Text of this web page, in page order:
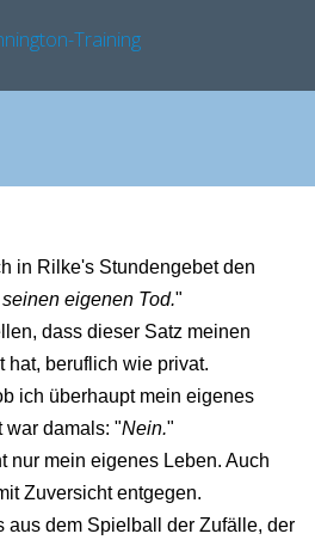
in Rilke's Stundengebet den
eigenen Tod."
dass dieser Satz meinen
hat, beruflich wie privat.
ich überhaupt mein eigenes
war damals: "Nein."
nur mein eigenes Leben. Auch
Zuversicht entgegen.
aus dem Spielball der Zufälle, der